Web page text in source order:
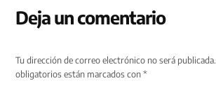
Deja un comentario
Tu dirección de correo electrónico no será publicada.
obligatorios están marcados con*